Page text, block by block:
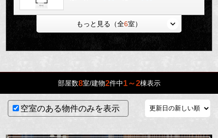
もっと見る（全6室）
部屋数8室/建物2件中1～2棟表示
空室のある物件のみを表示